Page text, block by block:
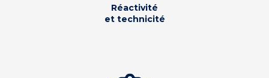
Réactivité
et technicité